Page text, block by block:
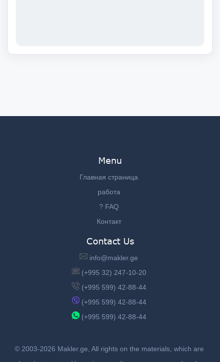
Menu
Главная страница
работа
? FAQ
Контакт
Contact Us
info@makler.ge
(+995 32) 247-10-20
(+995 599) 42-88-44
(+995 599) 42-88-44
(+995 599) 42-88-44
© 2003-2026 Makler.ge, All rights on the materials, which are